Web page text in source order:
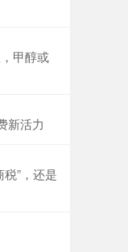
甲醇或
新活力
”，还是